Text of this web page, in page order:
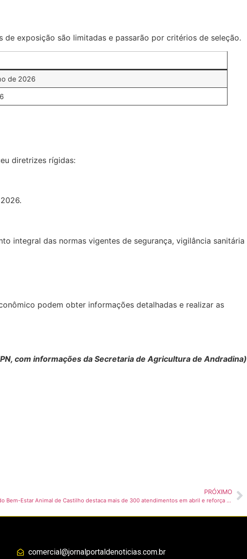
exposição são limitadas e passarão por critérios de seleção.
de 2026
diretrizes rígidas:
integral das normas vigentes de segurança, vigilância sanitária
podem obter informações detalhadas e realizar as
com informações da Secretaria de Agricultura de Andradina)
PRÓXIMO
PROTEÇÃO E AMOR: Balanço do Bem-Estar Animal de Castilho destaca mais de 300 atendimentos em abril e reforça campanhas solidárias
comercial@jornalportaldenoticias.com.br